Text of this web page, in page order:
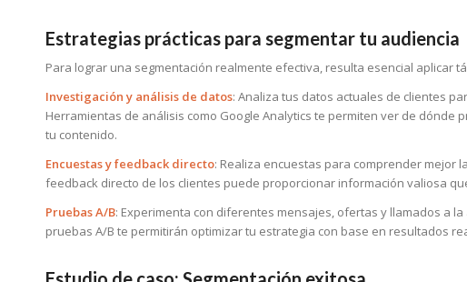
Estrategias prácticas para segmentar tu audiencia
Para lograr una segmentación realmente efectiva, resulta esencial aplicar
Investigación y análisis de datos: Analiza tus datos actuales de clientes
Herramientas de análisis como Google Analytics te permiten ver de dónde
tu contenido.
Encuestas y feedback directo: Realiza encuestas para comprender mejor
feedback directo de los clientes puede proporcionar información valiosa
Pruebas A/B: Experimenta con diferentes mensajes, ofertas y llamados a
pruebas A/B te permitirán optimizar tu estrategia con base en resultados